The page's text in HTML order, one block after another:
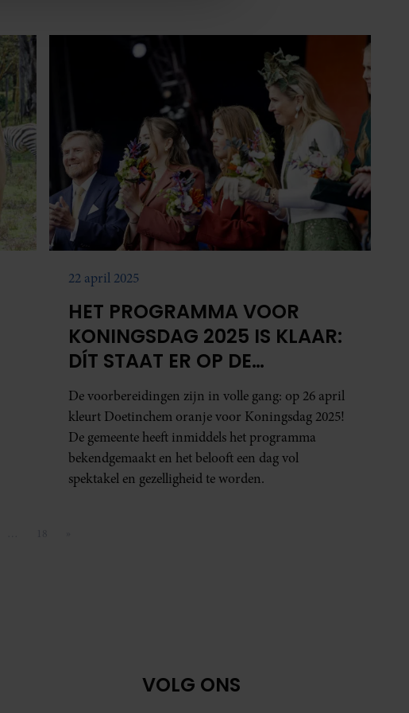
22 april 2025
HET PROGRAMMA VOOR
KONINGSDAG 2025 IS KLAAR:
DÍT STAAT ER OP DE
PLANNING
De voorbereidingen zijn in volle gang: op 26 april
kleurt Doetinchem oranje voor Koningsdag 2025!
De gemeente heeft inmiddels het programma
bekendgemaakt en het belooft een dag vol
spektakel en gezelligheid te worden.
VOLG ONS